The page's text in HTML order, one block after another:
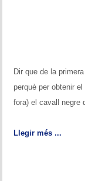
Dir que de la
perquè per obtenir
fora) el cavall negre
Llegir més ...